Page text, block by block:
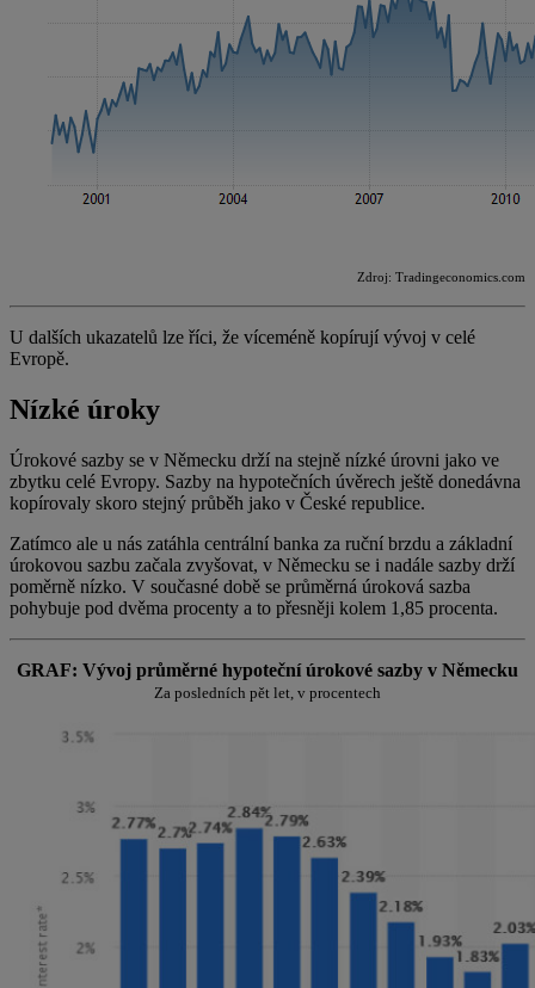
Zdroj: Tradingeconomics.com
U dalších ukazatelů lze říci, že víceméně kopírují vývoj v celé
Evropě.
Nízké úroky
Úrokové sazby se v Německu drží na stejně nízké úrovni jako ve
zbytku celé Evropy. Sazby na hypotečních úvěrech ještě donedávna
kopírovaly skoro stejný průběh jako v České republice.
Zatímco ale u nás zatáhla centrální banka za ruční brzdu a základní
úrokovou sazbu začala zvyšovat, v Německu se i nadále sazby drží
poměrně nízko. V současné době se průměrná úroková sazba
pohybuje pod dvěma procenty a to přesněji kolem 1,85 procenta.
GRAF: Vývoj průměrné hypotečníúrokové sazby v Německu
Za posledních pět let, v procentech